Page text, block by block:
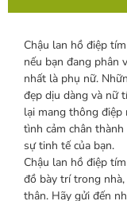
Chậu lan hồ điệp
nếu bạn đang phân
nhất là phụ nữ.
đẹp dịu dàng và nữ
lại mang thông điệp
tình cảm chân
sự tinh tế của bạn.
Chậu lan hồ điệp
đồ bày trí trong
thân. Hãy gửi đến